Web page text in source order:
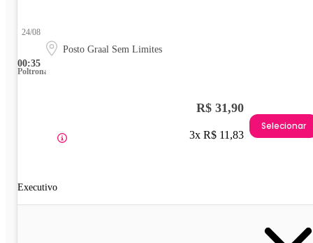
00:35
24/08
Posto Graal Sem Limites
Poltrona
Executivo
R$ 31,90
3x R$ 11,83
Selecionar